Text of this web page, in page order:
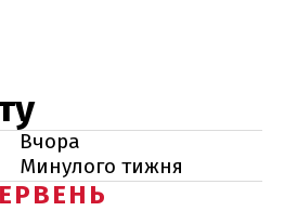
Вчора
Минулого тижня